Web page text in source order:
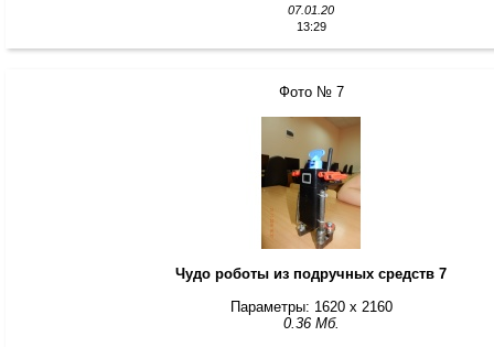
07.01.20
13:29
Фото № 7
Чудо роботы из подручных средств 7
Параметры: 1620 x 2160
0.36 Мб.